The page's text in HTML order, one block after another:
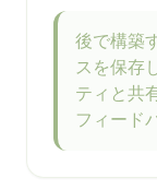
後で構築
スを保存
ティと共
フィード